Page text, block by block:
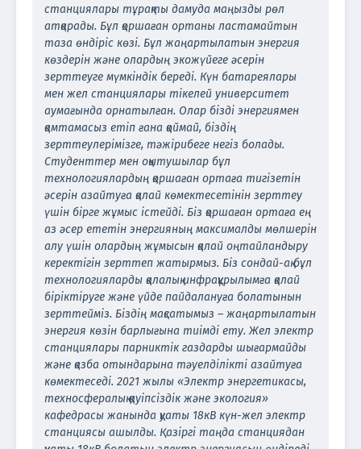
станциялары тұрақты дамуда маңызды рөл
атқарады. Бұл қоршаған ортаны ластамайтын
таза өндіріс көзі. Бұл жаңартылатын энергия
көздерін және олардың экожүйеге әсерін
зерттеуге мүмкіндік береді. Күн батареялары
мен жел станциялары тікелей университет
аумағында орнатылған. Олар бізді энергиямен
қамтамасыз етіп ғана қоймай, біздің
зерттеулерімізге, тәжірибеге негіз болады.
Студенттер мен оқытушылар бұл
технологиялардың қоршаған ортаға тигізетін
әсерін азайтуға қалай көмектесетінін зерттеу
үшін бірге жұмыс істейді. Біз қоршаған ортаға ең
аз әсер ететін энергияның максималды мөлшерін
алу үшін олардың жұмысын қалай оңтайландыру
керектігін зерттеп жатырмыз. Біз сондай-ақ бұл
технологияларды қалалық инфрақұрылымға қалай
біріктіруге және үйде пайдалануға болатынын
зерттейміз. Біздің мақсатымыз – жаңартылатын
энергия көзін барлығына тиімді ету. Жел электр
станциялары парниктік газдарды шығармайды
және қазба отындарына тәуелділікті азайтуға
көмектеседі. 2021 жылы «Электр энергетикасы,
техносфералық қауіпсіздік және экология»
кафедрасы жанында қуаты 18кВ күн-жел электр
станциясы ашылды. Қазіргі таңда станциядан